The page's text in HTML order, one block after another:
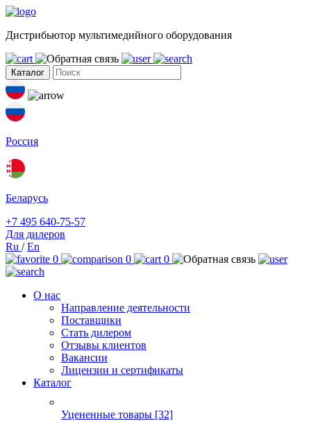
Дистрибьютор мультимедийного оборудования
Каталог
Россия
Беларусь
+7 495 640-75-57
Для дилеров
Ru /En
0
0 0
О нас
Направление деятельности
Поставщики
Стать дилером
Отзывы клиентов
Вакансии
Лицензии и сертификаты
Каталог
Уцененные товары [32]